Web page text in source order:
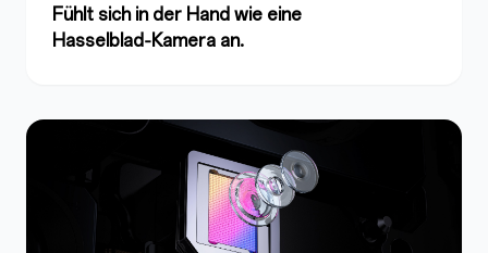
Fühlt sich in der Hand wie eine
Hasselblad‑Kamera an.